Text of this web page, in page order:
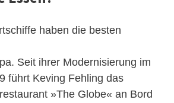
haben die besten
Seit ihrer Modernisierung im
führt Keving Fehling das
»The Globe« an Bord